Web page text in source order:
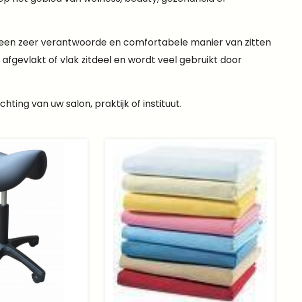
zeer verantwoorde en comfortabele manier van zitten
of vlak zitdeel en wordt veel gebruikt door
van uw salon, praktijk of instituut.